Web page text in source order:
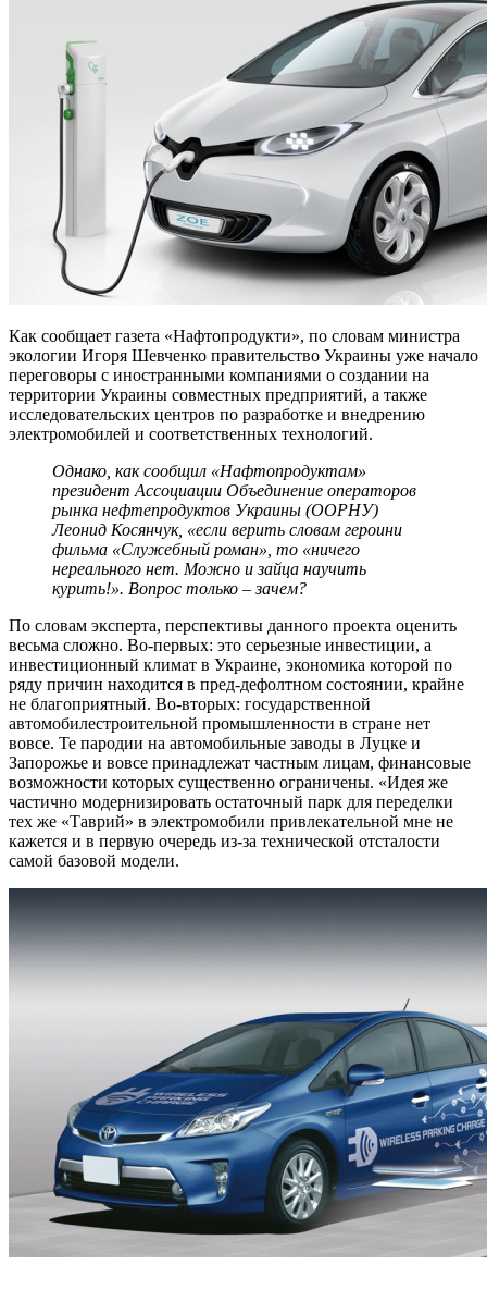
Как сообщает газета «Нафтопродукти», по словам министра
экологии Игоря Шевченко правительство Украины уже начало
переговоры с иностранными компаниями о создании на
территории Украины совместных предприятий, а также
исследовательских центров по разработке и внедрению
электромобилей и соответственных технологий.
Однако, как сообщил «Нафтопродуктам»
президент Ассоциации Объединение операторов
рынка нефтепродуктов Украины (ООРНУ)
Леонид Косянчук, «если верить словам героини
фильма «Служебный роман», то «ничего
нереального нет. Можно и зайца научить
курить!». Вопрос только – зачем?
По словам эксперта, перспективы данного проекта оценить
весьма сложно. Во-первых: это серьезные инвестиции, а
инвестиционный климат в Украине, экономика которой по
ряду причин находится в пред-дефолтном состоянии, крайне
не благоприятный. Во-вторых: государственной
автомобилестроительной промышленности в стране нет
вовсе. Те пародии на автомобильные заводы в Луцке и
Запорожье и вовсе принадлежат частным лицам, финансовые
возможности которых существенно ограничены. «Идея же
частично модернизировать остаточный парк для переделки
тех же «Таврий» в электромобили привлекательной мне не
кажется и в первую очередь из-за технической отсталости
самой базовой модели.